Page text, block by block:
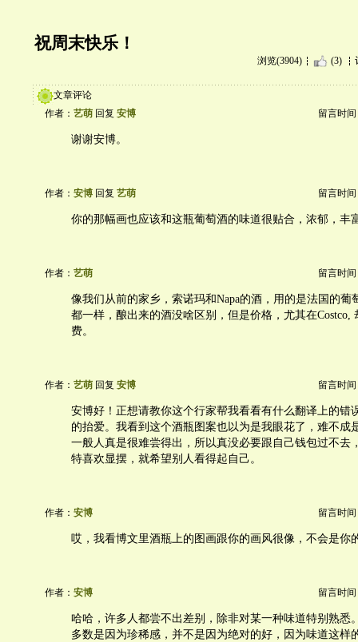
祝周末快乐！
浏览(3904) (3)
文章评论
作者： 艺萌 回复 安博 留言时间
谢谢安博。
作者： 安博 回复 艺萌 留言时间
你的那幅画也应该和这瓶葡萄酒的味道很贴合，浓郁，丰
作者： 艺萌 留言时间
像我们从前的家乡，索诺玛和Napa的酒，用的是法国的葡
都一样，酿出来的酒没啥区别，但是价格，尤其在Costco,
费。
作者： 艺萌 回复 安博 留言时间
安博好！正想请教你这个行家帮我看看有什么翻译上的错
的抬爱。我看到这个酒瓶图案也以为是我眼花了，难不成
一般人真是很难尝得出，所以真没必要跟自己钱包过不去
特喜欢显摆，就希望别人看得起自己。
作者： 安博 留言时间
哎，我看博文里酒瓶上的图画跟你的画风很像，不会是你
作者： 安博 留言时间
哈哈，许多人都尝不出差别，除非对某一种味道特别熟悉
多数是因为珍稀感，并不是因为绝对的好，因为味道这样